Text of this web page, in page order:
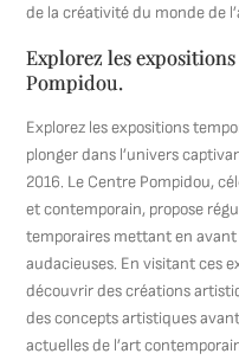
de la créativité du monde de
Explorez les
Pompidou.
Explorez les expositions
plonger dans l’univers
2016. Le Centre Pompidou,
et contemporain, propose
temporaires mettant en
audacieuses. En visitant ces
découvrir des créations
des concepts artistiques
actuelles de l’art